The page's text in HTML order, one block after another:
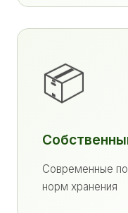
📦
Современные
норм хранения